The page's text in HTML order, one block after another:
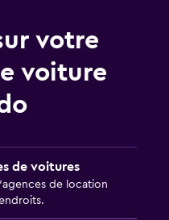
votre
voiture
de voitures
de location